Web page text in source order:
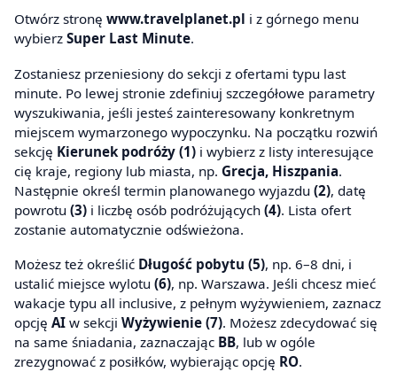
Otwórz stronę www.travelplanet.pl i z górnego menu
wybierz Super Last Minute.
Zostaniesz przeniesiony do sekcji z ofertami typu last
minute. Po lewej stronie zdefiniuj szczegółowe parametry
wyszukiwania, jeśli jesteś zainteresowany konkretnym
miejscem wymarzonego wypoczynku. Na początku rozwiń
sekcję Kierunek podróży (1) i wybierz z listy interesujące
cię kraje, regiony lub miasta, np. Grecja, Hiszpania.
Następnie określ termin planowanego wyjazdu (2), datę
powrotu (3) i liczbę osób podróżujących (4). Lista ofert
zostanie automatycznie odświeżona.
Możesz też określić Długość pobytu (5), np. 6–8 dni, i
ustalić miejsce wylotu (6), np. Warszawa. Jeśli chcesz mieć
wakacje typu all inclusive, z pełnym wyżywieniem, zaznacz
opcję AI w sekcji Wyżywienie (7). Możesz zdecydować się
na same śniadania, zaznaczając BB, lub w ogóle
zrezygnować z posiłków, wybierając opcję RO.